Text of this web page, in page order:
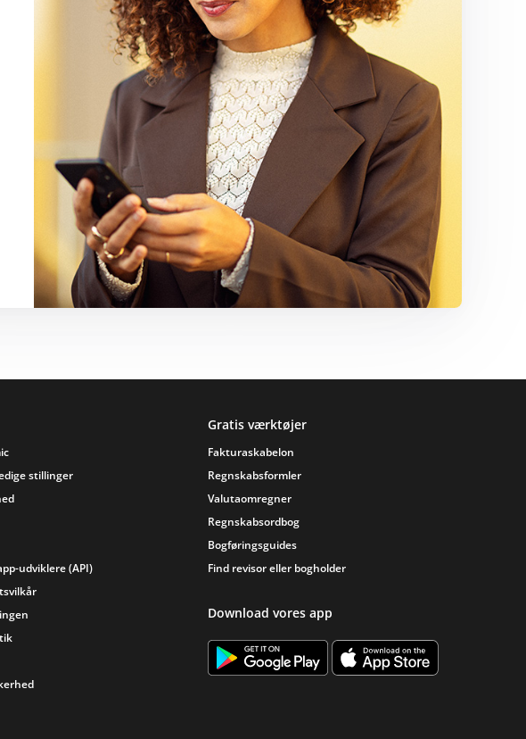
stillinger
udviklere (API)
Gratis værktøjer
Fakturaskabelon
Regnskabsformler
Valutaomregner
Regnskabsordbog
Bogføringsguides
Find revisor eller bogholder
Download vores app